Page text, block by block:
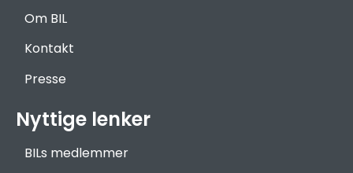
Om BIL
Kontakt
Presse
Nyttige lenker
BILs medlemmer